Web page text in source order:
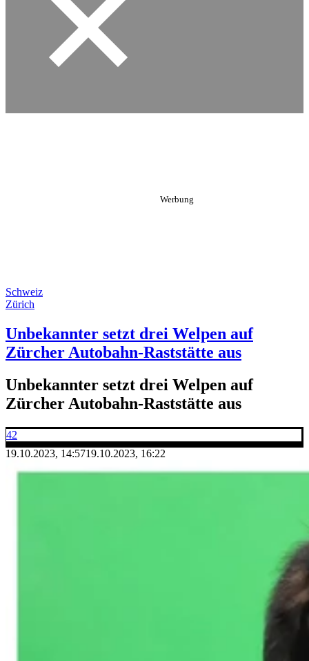
Schweiz
Zürich
Unbekannter setzt drei Welpen auf
Zürcher Autobahn-Raststätte aus
Unbekannter setzt drei Welpen auf
Zürcher Autobahn-Raststätte aus
42
19.10.2023, 14:5719.10.2023, 16:22